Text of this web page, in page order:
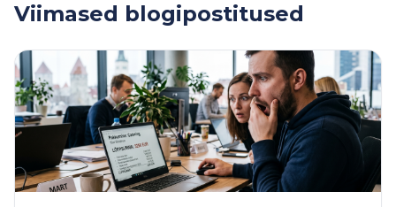
Viimased blogipostitused